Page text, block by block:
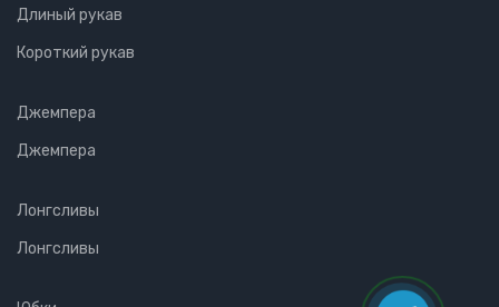
Длиный рукав
Короткий рукав
Джемпера
Джемпера
Лонгсливы
Лонгсливы